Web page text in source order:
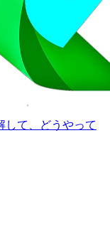
て、どうやって